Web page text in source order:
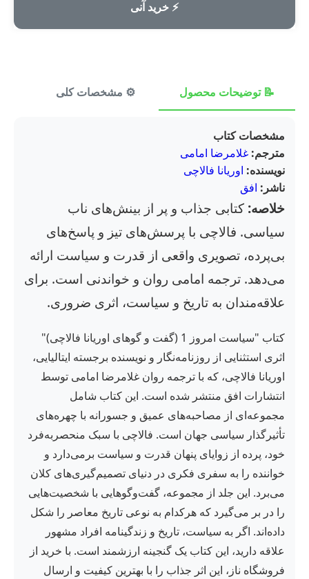
⚡ خرید آنی
📝 توضیحات محصول ⚙️ مشخصات کلی
مشخصات کتاب
مترجم: غلامرضا امامی
نویسنده: اوریانا فالاچی
ناشر: افق
خلاصه: کتابی جذاب و پر از بینش‌های ناب
سیاسی. فالاچی با پرسش‌های تیز و پاسخ‌های
بی‌پرده، تصویری واقعی از قدرت و سیاست ارائه
می‌دهد. ترجمه امامی روان و خواندنی است. برای
علاقه‌مندان به تاریخ و سیاست، اثری ضروری.
کتاب "سیاست امروز 1 (گفت و گوهای اوریانا فالاچی)"
اثری استثنایی از روزنامه‌نگار و نویسنده برجسته ایتالیایی،
اوریانا فالاچی، که با ترجمه روان غلامرضا امامی توسط
انتشارات افق منتشر شده است. این کتاب شامل
مجموعه‌ای از مصاحبه‌های عمیق و جسورانه با چهره‌های
تأثیرگذار سیاسی جهان است. فالاچی با سبک منحصربه‌فرد
خود، پرده از زوایای پنهان قدرت و سیاست برمی‌دارد و
خواننده را به سفری فکری در دنیای تصمیم‌گیری‌های کلان
می‌برد. این جلد از مجموعه، گفت‌وگوهایی با شخصیت‌هایی
را در بر می‌گیرد که هرکدام به نوعی تاریخ معاصر را شکل
داده‌اند. اگر به سیاست، تاریخ و زندگینامه افراد مشهور
علاقه دارید، این کتاب یک گنجینه ارزشمند است. با خرید از
فروشگاه ناز، این اثر جذاب را با بهترین کیفیت و ارسال